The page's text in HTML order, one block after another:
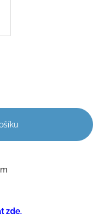
zde.